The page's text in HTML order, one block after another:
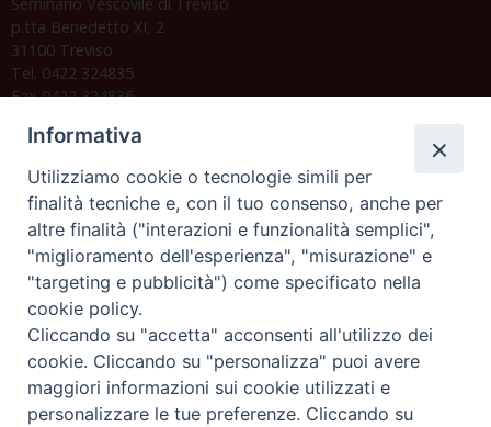
Seminario Vescovile di Treviso
p.tta Benedetto XI, 2
31100 Treviso
Tel. 0422 324835
Fax 0422 324836
C.F. 94004060268
Orario di segreteria
Lunedì 17.30-19.30
Martedì 17.30-19.30
Mercoledì 17.30-19.30
Giovedì 17.30-19.30
Venerdì chiuso
Sabato 9.30-11.30
Informativa
Utilizziamo cookie o tecnologie simili per
finalità tecniche e, con il tuo consenso, anche per
altre finalità ("interazioni e funzionalità semplici",
"miglioramento dell'esperienza", "misurazione" e
"targeting e pubblicità") come specificato nella
cookie policy.
Cliccando su "accetta" acconsenti all'utilizzo dei
cookie. Cliccando su "personalizza" puoi avere
maggiori informazioni sui cookie utilizzati e
personalizzare le tue preferenze. Cliccando su